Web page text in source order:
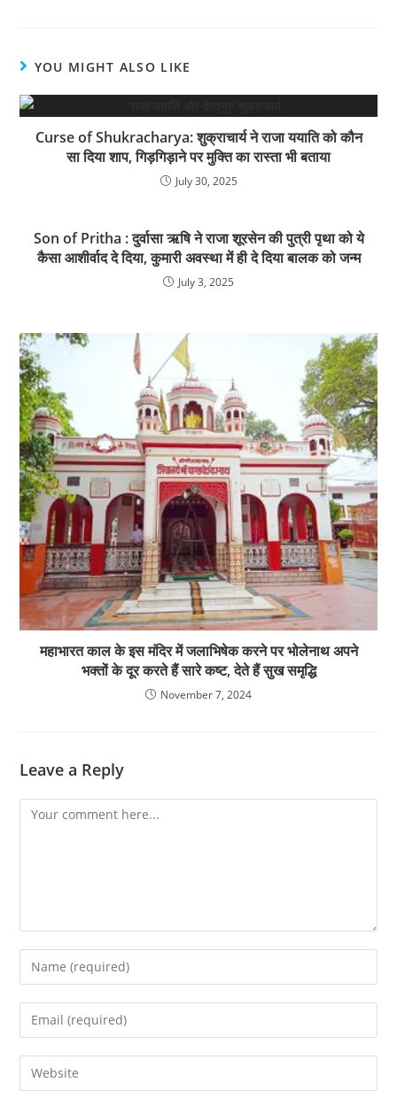
YOU MIGHT ALSO LIKE
Curse of Shukracharya: शुक्राचार्य ने राजा ययाति को कौन
सा दिया शाप, गिड़गिड़ाने पर मुक्ति का रास्ता भी बताया
July 30, 2025
Son of Pritha : दुर्वासा ऋषि ने राजा शूरसेन की पुत्री पृथा को ये
कैसा आशीर्वाद दे दिया, कुमारी अवस्था में ही दे दिया बालक को जन्म
July 3, 2025
महाभारत काल के इस मंदिर में जलाभिषेक करने पर भोलेनाथ अपने
भक्तों के दूर करते हैं सारे कष्ट, देते हैं सुख समृद्धि
November 7, 2024
Leave a Reply